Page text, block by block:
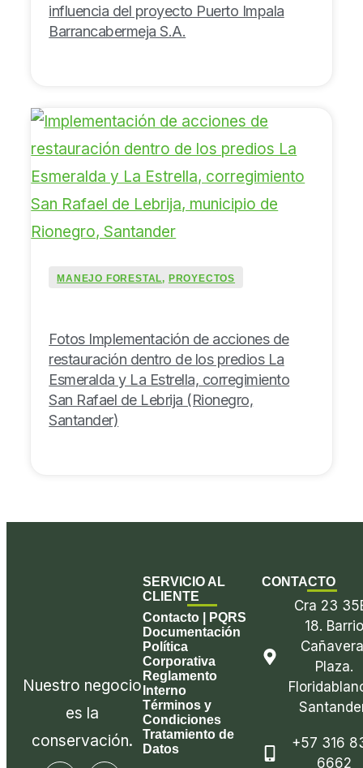
influencia del proyecto Puerto Impala
Barrancabermeja S.A.
Fotos Implementación de acciones de
restauración dentro de los predios La
Esmeralda y La Estrella, corregimiento
San Rafael de Lebrija (Rionegro,
Santander)
MANEJO FORESTAL, PROYECTOS
Nuestro negocio
es la
conservación.
SERVICIO AL
CLIENTE
Contacto | PQRS
Documentación
Política
Corporativa
Reglamento
Interno
Términos y
Condiciones
Tratamiento de
Datos
CONTACTO
Cra 23
18. Barrio
Plaza.
+57 316
6662